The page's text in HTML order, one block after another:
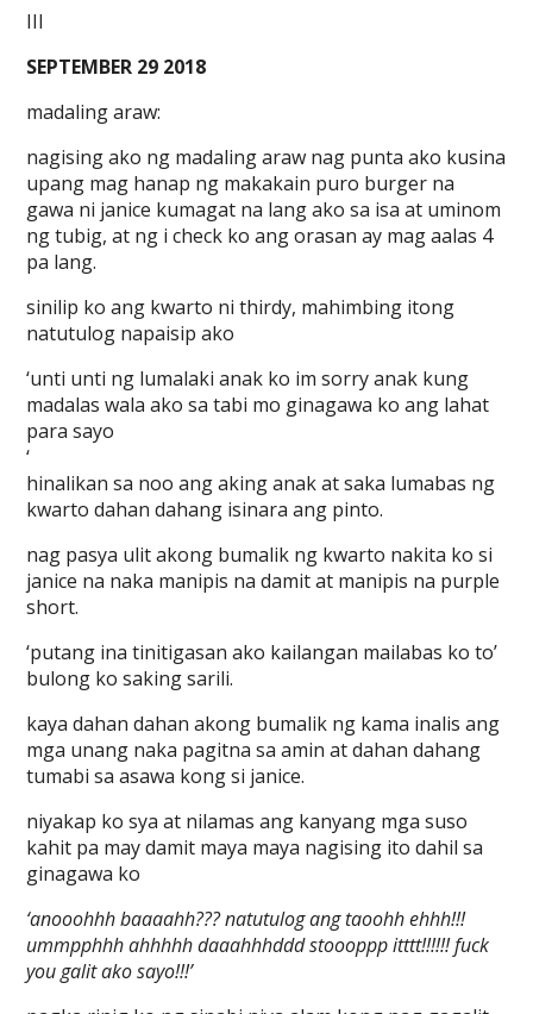
III
SEPTEMBER 29 2018
madaling araw:
nagising ako ng madaling araw nag punta ako kusina
upang mag hanap ng makakain puro burger na
gawa ni janice kumagat na lang ako sa isa at uminom
ng tubig, at ng i check ko ang orasan ay mag aalas 4
pa lang.
sinilip ko ang kwarto ni thirdy, mahimbing itong
natutulog napaisip ako
‘unti unti ng lumalaki anak ko im sorry anak kung
madalas wala ako sa tabi mo ginagawa ko ang lahat
para sayo
‘
hinalikan sa noo ang aking anak at saka lumabas ng
kwarto dahan dahang isinara ang pinto.
nag pasya ulit akong bumalik ng kwarto nakita ko si
janice na naka manipis na damit at manipis na purple
short.
‘putang ina tinitigasan ako kailangan mailabas ko to’
bulong ko saking sarili.
kaya dahan dahan akong bumalik ng kama inalis ang
mga unang naka pagitna sa amin at dahan dahang
tumabi sa asawa kong si janice.
niyakap ko sya at nilamas ang kanyang mga suso
kahit pa may damit maya maya nagising ito dahil sa
ginagawa ko
‘anooohhh baaaahh??? natutulog ang taoohh ehhh!!!
ummpphhh ahhhhh daaahhhddd stoooppp itttt!!!!!! fuck
you galit ako sayo!!!’